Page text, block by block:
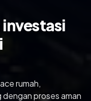
investasi
rumah,
proses aman